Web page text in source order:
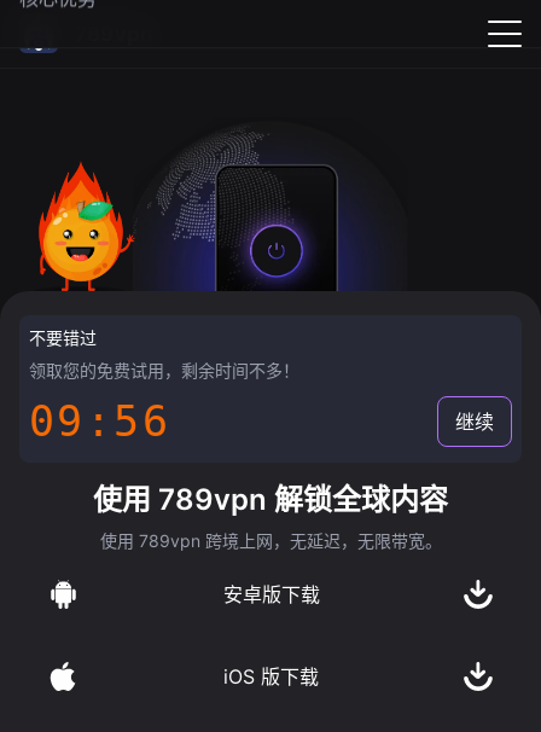
不要错过
领取您的免费试用，剩余时间不多！
09:55 继续
使用 789vpn 解锁全球内容
使用 789vpn 跨境上网，无延迟，无限带宽。
安卓版下载
iOS 版下载